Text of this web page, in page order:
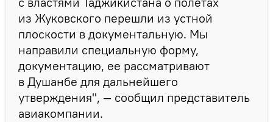
из Жуковского перешли из устной
плоскости в документальную. Мы
направили специальную форму,
документацию, ее рассматривают
в Душанбе для дальнейшего
утверждения", — сообщил представитель
авиакомпании.